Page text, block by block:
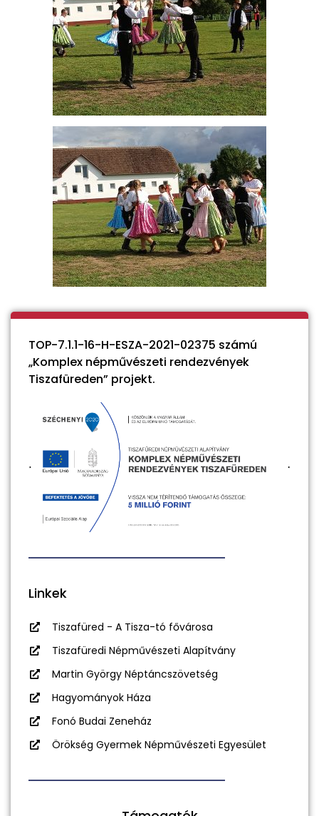
TOP-7.1.1-16-H-ESZA-2021-02375 számú
„Komplex népművészeti rendezvények
Tiszafüreden” projekt.
Linkek
Tiszafüred - A Tisza-tó fővárosa
Tiszafüredi Népművészeti Alapítvány
Martin György Néptáncszövetség
Hagyományok Háza
Fonó Budai Zeneház
Örökség Gyermek Népművészeti Egyesület